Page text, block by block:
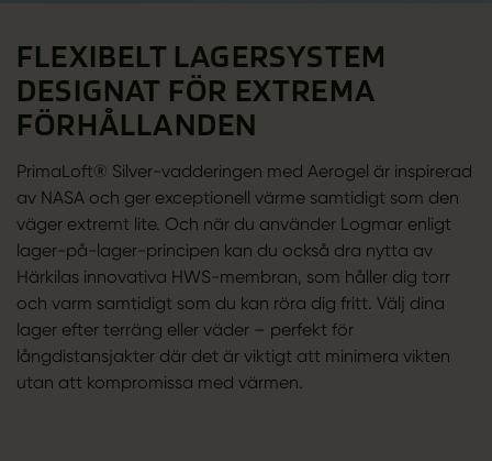
FLEXIBELT LAGERSYSTEM
DESIGNAT FÖR EXTREMA
FÖRHÅLLANDEN
PrimaLoft® Silver-vadderingen med Aerogel är inspirerad
av NASA och ger exceptionell värme samtidigt som den
väger extremt lite. Och när du använder Logmar enligt
lager-på-lager-principen kan du också dra nytta av
Härkilas innovativa HWS-membran, som håller dig torr
och varm samtidigt som du kan röra dig fritt. Välj dina
lager efter terräng eller väder – perfekt för
långdistansjakter där det är viktigt att minimera vikten
utan att kompromissa med värmen.